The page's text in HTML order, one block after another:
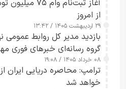
آغاز ثبت‌نام
از امروز
۲۹ اردیبهشت ۱۴۰۵ / ۱۳:۴۲
بازدید مدیر کل روابط عمومی
گروه رسانه‌ای خبرهای فوری
رسانه‌های هوشمند و مسئول در
۰۸ خرداد ۱۴۰۵ / ۱۹:۰۸
ترامپ: محاصره دریایی ایران
خواهد شد